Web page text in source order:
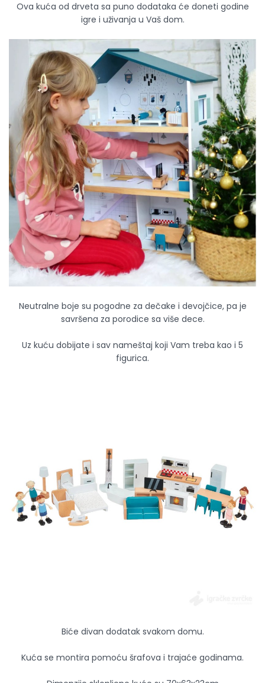
Ova kuća od drveta sa puno dodataka će doneti godine
igre i uživanja u Vaš dom.
Neutralne boje su pogodne za dečake i devojčice, pa je
savršena za porodice sa više dece.
Uz kuću dobijate i sav nameštaj koji Vam treba kao i 5
figurica.
Biće divan dodatak svakom domu.
Kuća se montira pomoću šrafova i trajaće godinama.